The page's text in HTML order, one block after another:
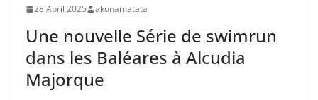
28 April 2025 akunamatata
Une nouvelle Série de swimrun
dans les Baléares à Alcudia
Majorque